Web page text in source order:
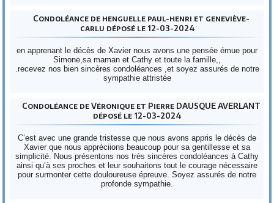
Condoléance de henguelle paul-henri et geneviève-
carlu déposé le 12-03-2024
en apprenant le décès de Xavier nous avons une pensée émue pour
Simone,sa maman et Cathy et toute la famille,,
.recevez nos bien sincères condoléances ,et soyez assurés de notre
sympathie attristée
Condoléance de Véronique et Pierre DAUSQUE AVERLANT
déposé le 12-03-2024
C’est avec une grande tristesse que nous avons appris le décès de
Xavier que nous appréciions beaucoup pour sa gentillesse et sa
simplicité. Nous présentons nos très sincères condoléances à Cathy
ainsi qu’à ses proches et leur souhaitons tout le courage nécessaire
pour surmonter cette douloureuse épreuve. Soyez assurés de notre
profonde sympathie.